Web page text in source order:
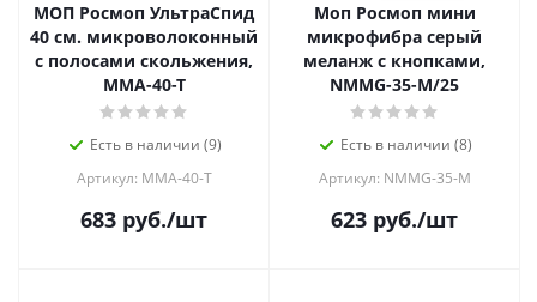
МОП Росмоп УльтраСпид
40 см. микроволоконный
с полосами скольжения,
MMA-40-T
Есть в наличии (9)
Артикул: MMA-40-T
683 руб./шт
Моп Росмоп мини
микрофибра серый
меланж с кнопками,
NMMG-35-M/25
Есть в наличии (8)
Артикул: NMMG-35-М
623 руб./шт